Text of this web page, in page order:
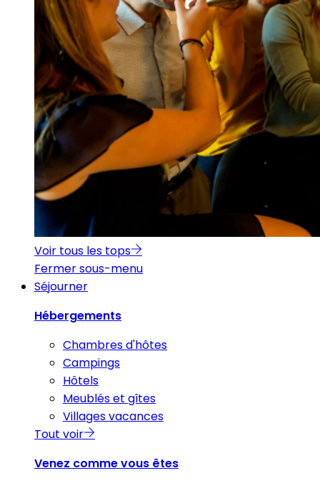
Voir tous les tops
Fermer sous-menu
Séjourner
Hébergements
Chambres d'hôtes
Campings
Hôtels
Meublés et gîtes
Villages vacances
Tout voir
Venez comme vous êtes